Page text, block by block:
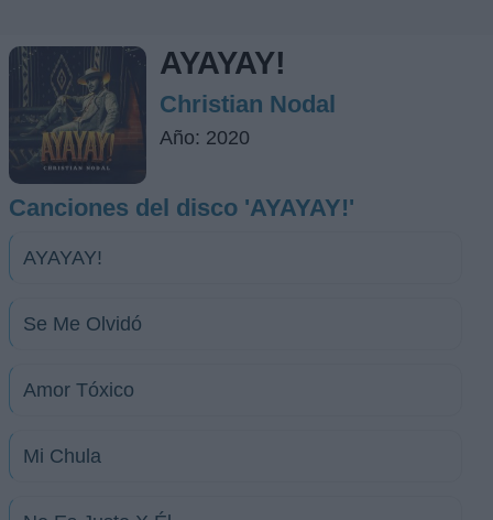
AYAYAY!
Christian Nodal
Año: 2020
Canciones del disco 'AYAYAY!'
AYAYAY!
Se Me Olvidó
Amor Tóxico
Mi Chula